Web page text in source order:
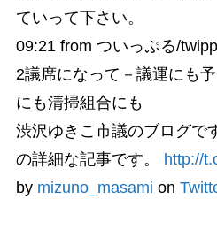
ていって下さい。
09:21from ついっぷる/
2議席になって－議運にも
にも清掃組合にも
渋沢ゆきこ市議のブログで
の詳細な記事です。
http://
by mizuno_masami on